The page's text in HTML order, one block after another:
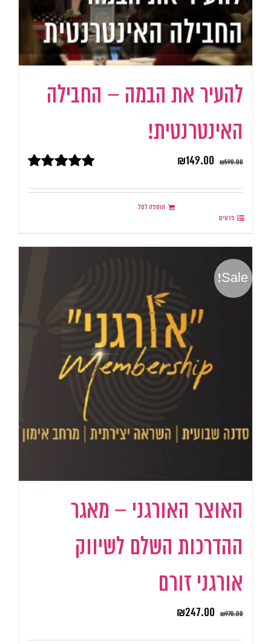
להעיר את הבמה – החבילה
האינטרנטית!
מתוך 5
₪590.00
₪149.00
הוספה לסל
פרטים
Sale!
האוצר האורגני – מאגר
ההדרכות השלם לשיווק
אורגני זורם
₪970.00
₪247.00